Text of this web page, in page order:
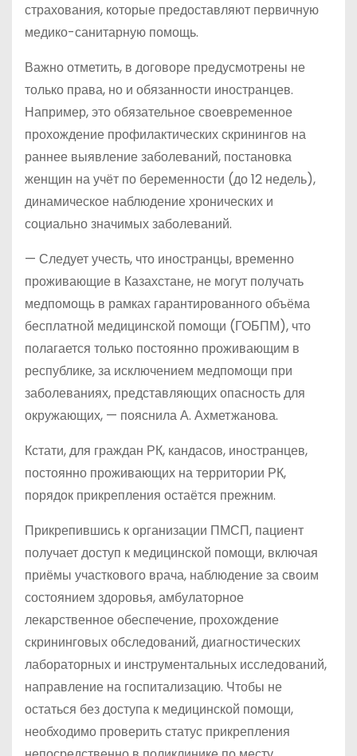
страхования, которые предоставляют первичную
медико-санитарную помощь.
Важно отметить, в договоре предусмотрены не
только права, но и обязанности иностранцев.
Например, это обязательное своевременное
прохождение профилактических скринингов на
раннее выявление заболеваний, постановка
женщин на учёт по беременности (до 12 недель),
динамическое наблюдение хронических и
социально значимых заболеваний.
— Следует учесть, что иностранцы, временно
проживающие в Казахстане, не могут получать
медпомощь в рамках гарантированного объёма
бесплатной медицинской помощи (ГОБПМ), что
полагается только постоянно проживающим в
республике, за исключением медпомощи при
заболеваниях, представляющих опасность для
окружающих, — пояснила А. Ахметжанова.
Кстати, для граждан РК, кандасов, иностранцев,
постоянно проживающих на территории РК,
порядок прикрепления остаётся прежним.
Прикрепившись к организации ПМСП, пациент
получает доступ к медицинской помощи, включая
приёмы участкового врача, наблюдение за своим
состоянием здоровья, амбулаторное
лекарственное обеспечение, прохождение
скрининговых обследований, диагностических
лабораторных и инструментальных исследований,
направление на госпитализацию. Чтобы не
остаться без доступа к медицинской помощи,
необходимо проверить статус прикрепления